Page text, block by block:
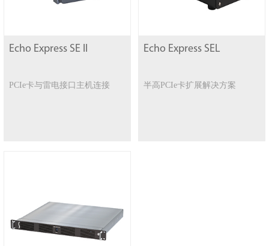
Echo Express SE II
PCIe卡与雷电接口主机连接
Echo Express SEL
半高PCIe卡扩展解决方案